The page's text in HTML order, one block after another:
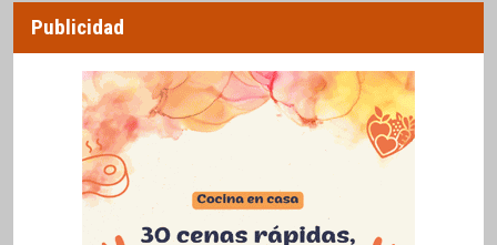
Publicidad